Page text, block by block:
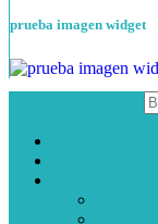
prueba imagen widget